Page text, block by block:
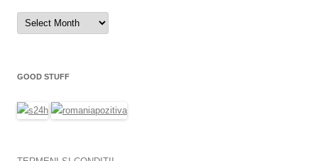
Arhivă
GOOD STUFF